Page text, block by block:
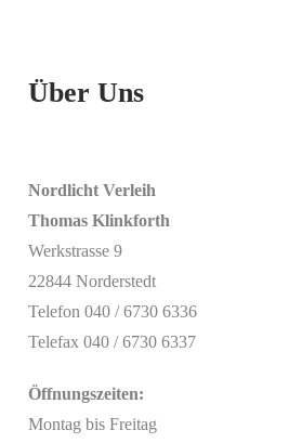
Über Uns
Nordlicht Verleih
Thomas Klinkforth
Werkstrasse 9
22844 Norderstedt
Telefon 040 / 6730 6336
Telefax 040 / 6730 6337
Öffnungszeiten:
Montag bis Freitag